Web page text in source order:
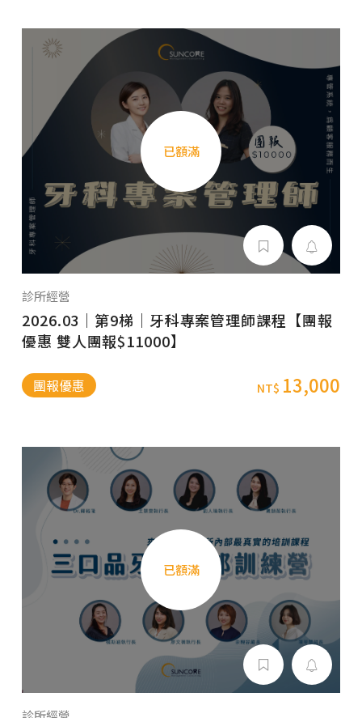
已額滿
診所經營
2026.03｜第9梯｜牙科專案管理師課程【團報
優惠 雙人團報$11000】
團報優惠 NT$ 13,000
已額滿